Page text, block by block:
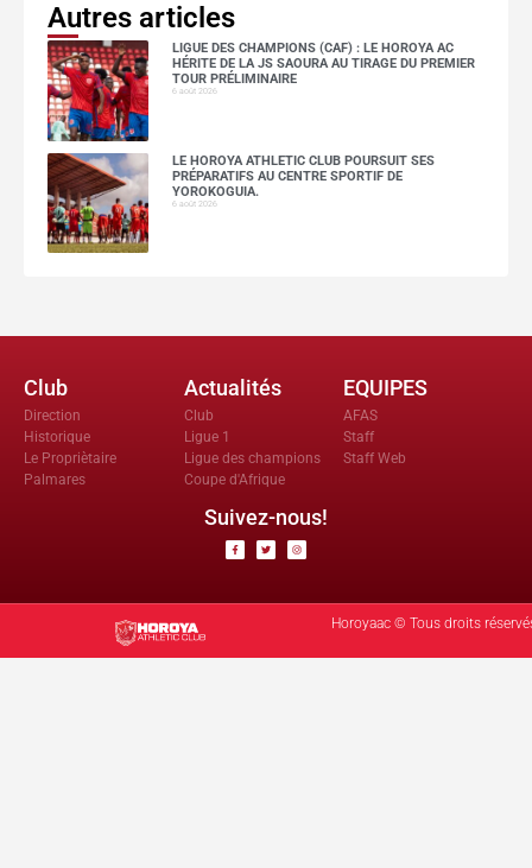
Autres articles
LIGUE DES CHAMPIONS (CAF) : LE HOROYA AC
HÉRITE DE LA JS SAOURA AU TIRAGE DU PREMIER
TOUR PRÉLIMINAIRE
6 août 2026
LE HOROYA ATHLETIC CLUB POURSUIT SES
PRÉPARATIFS AU CENTRE SPORTIF DE
YOROKOGUIA.
6 août 2026
Club
Direction
Historique
Le Propriètaire
Palmares
Actualités
Club
Ligue 1
Ligue des champions
Coupe d'Afrique
EQUIPES
AFAS
Staff
Staff Web
Suivez-nous!
Horoyaac © Tous droits